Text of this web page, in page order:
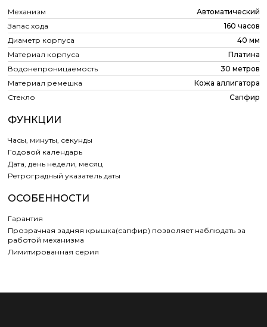
Механизм
Автоматический
Запас хода
160 часов
Диаметр корпуса
40 мм
Материал корпуса
Платина
Водонепроницаемость
30 метров
Материал ремешка
Кожа аллигатора
Стекло
Сапфир
ФУНКЦИИ
Часы, минуты, секунды
Годовой календарь
Дата, день недели, месяц
Ретроградный указатель даты
ОСОБЕННОСТИ
Гарантия
Прозрачная задняя крышка(сапфир) позволяет наблюдать за
работой механизма
Лимитированная серия